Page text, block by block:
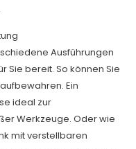
Ausführungen
Sie bereit. So können Sie
Ein
ideal zur
Werkzeuge. Oder wie
mit verstellbaren